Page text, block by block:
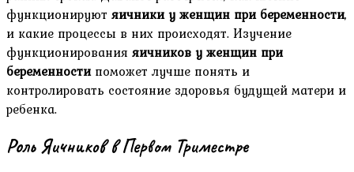
функционируют яичники у женщин при беременности,
и какие процессы в них происходят. Изучение
функционирования яичников у женщин при
беременностипоможет лучше понять и
контролировать состояние здоровья будущей матери и
ребенка.
Роль Яичников в Первом Триместре